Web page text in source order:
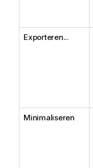
Exporteren...
Minimaliseren